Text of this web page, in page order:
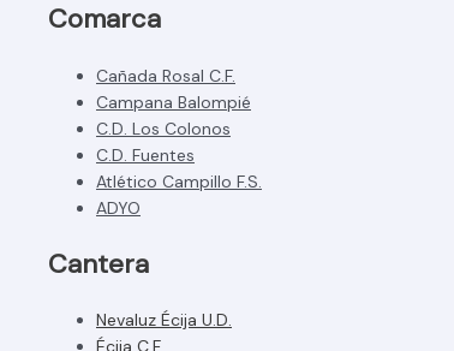
Comarca
Cañada Rosal C.F.
Campana Balompié
C.D. Los Colonos
C.D. Fuentes
Atlético Campillo F.S.
ADYO
Cantera
Nevaluz Écija U.D.
Écija C.F.